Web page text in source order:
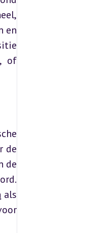
en
of
de
de
als